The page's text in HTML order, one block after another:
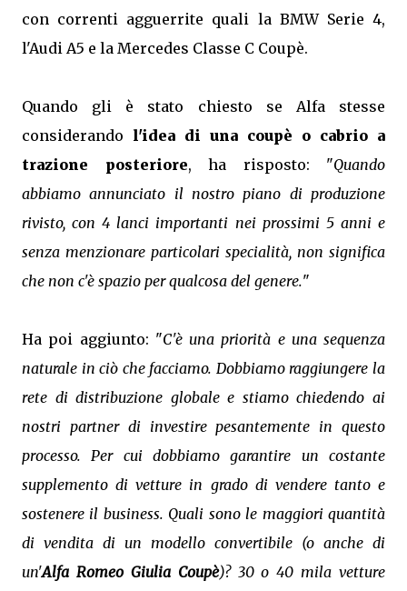
con correnti agguerrite quali la BMW Serie 4,
l'Audi A5 e la Mercedes Classe C Coupè.
Quando gli è stato chiesto se Alfa stesse
considerando l'idea di una coupè o cabrio a
trazione posteriore, ha risposto: "Quando
abbiamo annunciato il nostro piano di produzione
rivisto, con 4 lanci importanti nei prossimi 5 anni e
senza menzionare particolari specialità, non significa
che non c'è spazio per qualcosa del genere."
Ha poi aggiunto: "C'è una priorità e una sequenza
naturale in ciò che facciamo. Dobbiamo raggiungere la
rete di distribuzione globale e stiamo chiedendo ai
nostri partner di investire pesantemente in questo
processo. Per cui dobbiamo garantire un costante
supplemento di vetture in grado di vendere tanto e
sostenere il business. Quali sono le maggiori quantità
di vendita di un modello convertibile (o anche di
un'Alfa Romeo Giulia Coupè)? 30 o 40 mila vetture